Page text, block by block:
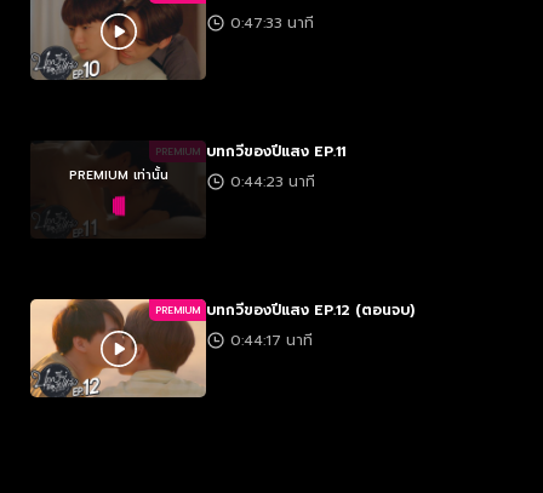
0:47:33 นาที
PREMIUM
PREMIUM เท่านั้น
บทกวีของปีแสง EP.11
0:44:23 นาที
PREMIUM บทกวีของปีแสง EP.12 (ตอนจบ)
0:44:17 นาที